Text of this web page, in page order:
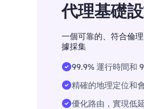
代理基礎
一個可靠的、符合倫
據採集
99.9% 運行時間和
精確的地理定位和
優化路由，實現低